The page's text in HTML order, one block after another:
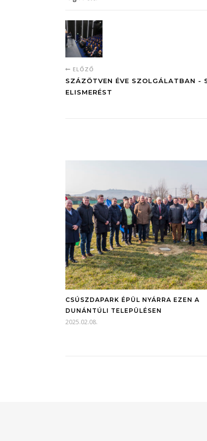
ELŐZŐ
SZÁZÖTVEN ÉVE SZOLGÁLATBAN -
ELISMERÉST
CSÚSZDAPARK ÉPÜL NYÁRRA EZEN A
DUNÁNTÚLI TELEPÜLÉSEN
2025.02.08.